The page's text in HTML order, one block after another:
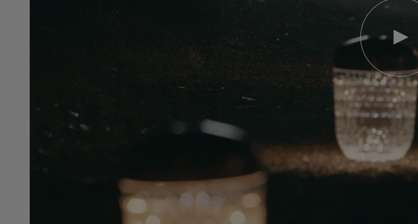
Video
YouTube,
lampada
portatile
mini
Folia